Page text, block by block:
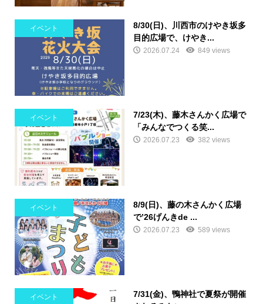
イベント
8/30(日)、川西市のけやき坂多
目的広場で、けやき...
2026.07.24 849 views
イベント
7/23(木)、藤木さんかく広場で
「みんなでつくる笑...
2026.07.23 382 views
イベント
8/9(日)、藤の木さんかく広場
で’26げんきde ...
2026.07.23 589 views
イベント
7/31(金)、鴨神社で夏祭が開催